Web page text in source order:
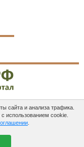
Контакты
сайта и анализа трафика.
использованием cookie.